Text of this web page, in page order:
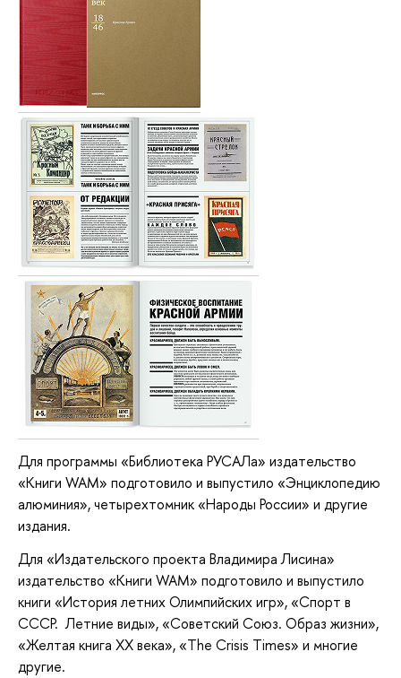
Для программы «Библиотека РУСАЛа» издательство
«Книги WAM» подготовило и выпустило «Энциклопедию
алюминия», четырехтомник «Народы России» и другие
издания.
Для «Издательского проекта Владимира Лисина»
издательство «Книги WAM» подготовило и выпустило
книги «История летних Олимпийских игр», «Спорт в
СССР. Летние виды», «Советский Союз. Образ жизни»,
«Желтая книга XX века», «The Crisis Times» и многие
другие.